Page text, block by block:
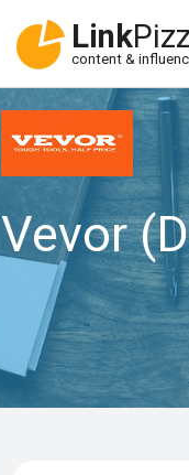
Link
content &
Vevor